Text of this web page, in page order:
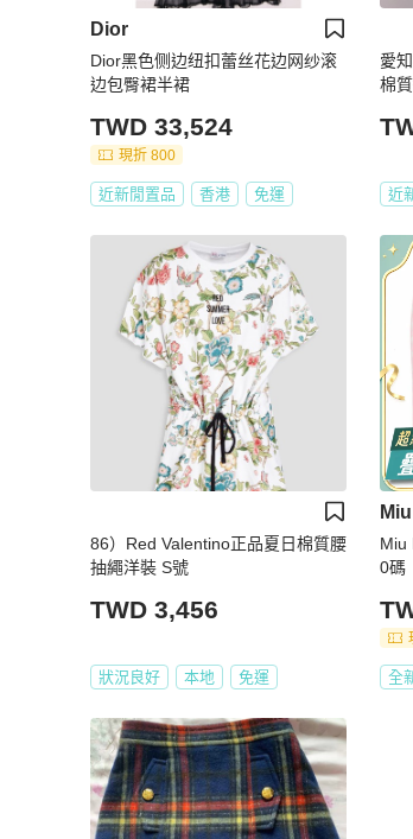
Dior
Dior黑色侧边纽扣蕾丝花边网纱滚
边包臀裙半裙
TWD 33,524
現折 800
近新閒置品 香港 免運
愛
棉
近
86）Red Valentino正品夏日棉質腰
抽繩洋裝 S號
TWD 3,456
狀況良好 本地 免運
Miu
0碼
全